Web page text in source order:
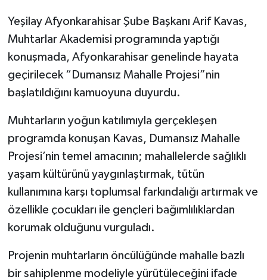
Yeşilay Afyonkarahisar Şube Başkanı Arif Kavas,
Muhtarlar Akademisi programında yaptığı
konuşmada, Afyonkarahisar genelinde hayata
geçirilecek “Dumansız Mahalle Projesi”nin
başlatıldığını kamuoyuna duyurdu.
Muhtarların yoğun katılımıyla gerçekleşen
programda konuşan Kavas, Dumansız Mahalle
Projesi’nin temel amacının; mahallelerde sağlıklı
yaşam kültürünü yaygınlaştırmak, tütün
kullanımına karşı toplumsal farkındalığı artırmak ve
özellikle çocukları ile gençleri bağımlılıklardan
korumak olduğunu vurguladı.
Projenin muhtarların öncülüğünde mahalle bazlı
bir sahiplenme modeliyle yürütüleceğini ifade